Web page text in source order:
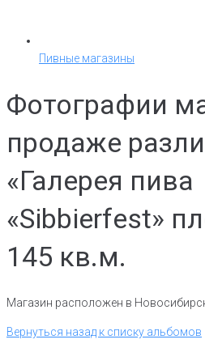
Пивные магазины
Фотографии
продаже
«Галерея пива
«Sibbierfest»
145 кв.м.
Магазин расположен в
Вернуться назад к списку альбомов